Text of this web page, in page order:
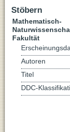
Stöbern
Mathematisch-
Fakultät
Autoren
Titel
DDC-